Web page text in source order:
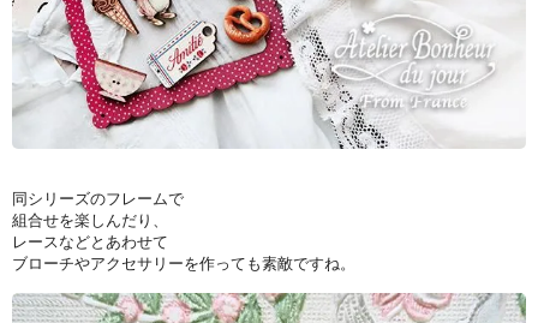
同シリーズのフレームで
組合せを楽しんだり、
レースなどとあわせて
ブローチやアクセサリーを作っても素敵ですね。